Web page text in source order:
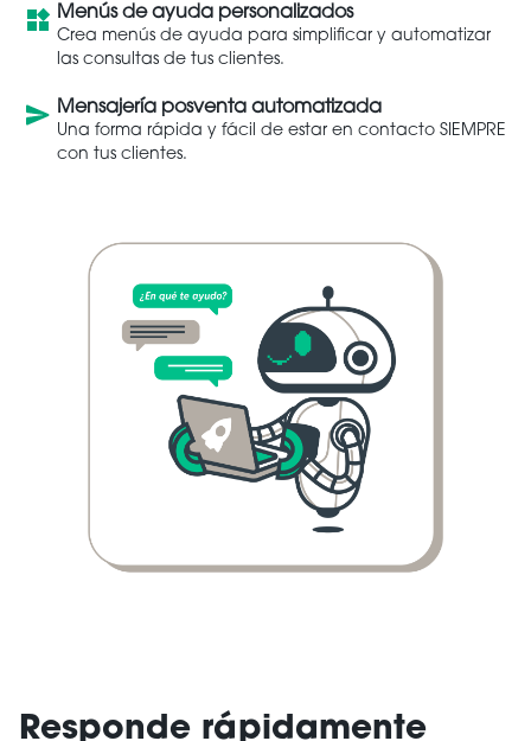
Menús de ayuda personalizados
Crea menús de ayuda para simplificar y automatizar
las consultas de tus clientes.
Mensajería posventa automatizada
Una forma rápida y fácil de estar en contacto SIEMPRE
con tus clientes.
Responde rápidamente